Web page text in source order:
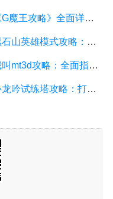
《G魔王攻略》全面详解，助你成为顶尖玩家
黑石山英雄模式攻略：成为顶尖玩家的必备指南
我叫mt3d攻略：全面指南、技巧和秘籍揭秘
卧龙吟试练塔攻略：打造最强角色，征服试炼之塔